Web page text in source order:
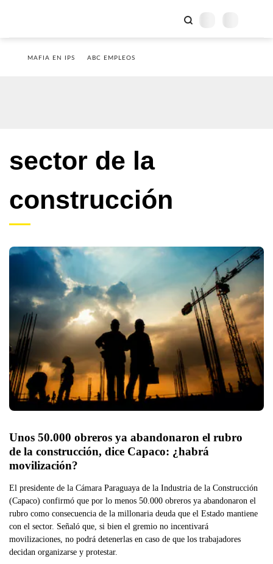
MAFIA EN IPS ABC EMPLEOS
sector de la
construcción
Unos 50.000 obreros ya abandonaron el rubro
de la construcción, dice Capaco: ¿habrá
movilización?
El presidente de la Cámara Paraguaya de la Industria de la Construcción
(Capaco) confirmó que por lo menos 50.000 obreros ya abandonaron el
rubro como consecuencia de la millonaria deuda que el Estado mantiene
con el sector. Señaló que, si bien el gremio no incentivará
movilizaciones, no podrá detenerlas en caso de que los trabajadores
decidan organizarse y protestar.